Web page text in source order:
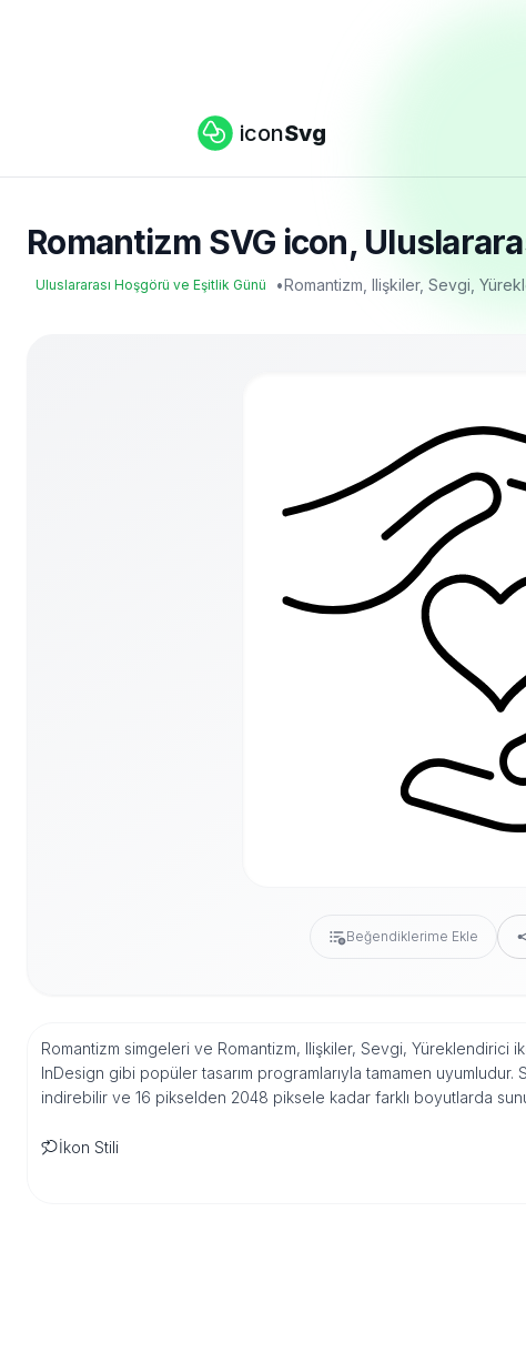
iconSvg
Romantizm SVG icon,
Uluslararası Hoşgörü ve Eşitlik Günü •Romantizm, Ilişkiler, Sevgi,
Beğendiklerime Ekle
Romantizm simgeleri ve Romantizm, Ilişkiler, Sevgi, Yüreklendirici
InDesign gibi popüler tasarım programlarıyla tamamen
indirebilir ve 16 pikselden 2048 piksele kadar farklı boyutlarda
İkon Stili